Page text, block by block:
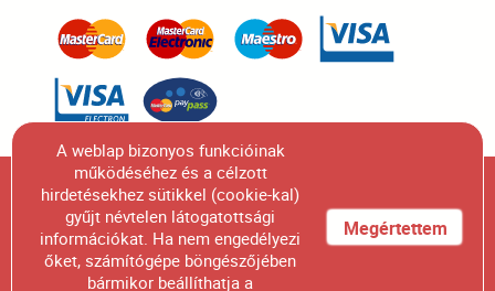
Figyelem! A honlapunkon szereplő összes termék
fényképének engedélyünk nélküli felhasználása,
sokszorosítása, kiadványban való megjelentetése
szigorúan tilos.
A weblap bizonyos funkcióinak
működéséhez és a célzott
hirdetésekhez sütikkel (cookie-kal)
gyűjt névtelen látogatottsági
információkat. Ha nem engedélyezi
őket, számítógépe böngészőjében
bármikor beállíthatja a
Megértettem